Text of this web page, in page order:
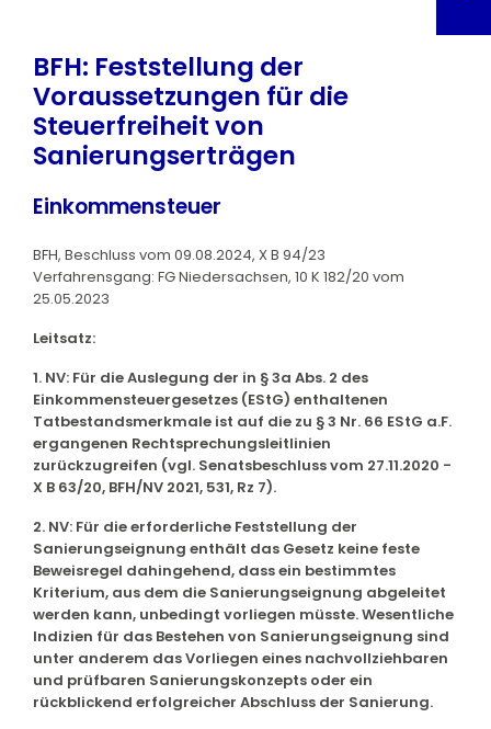
BFH: Feststellung der
Voraussetzungen für die
Steuerfreiheit von
Sanierungserträgen
Einkommensteuer
BFH, Beschluss vom 09.08.2024, X B 94/23
Verfahrensgang: FG Niedersachsen, 10 K 182/20 vom
25.05.2023
Leitsatz:
1. NV: Für die Auslegung der in § 3a Abs. 2 des
Einkommensteuergesetzes (EStG) enthaltenen
Tatbestandsmerkmale ist auf die zu § 3 Nr. 66 EStG a.F.
ergangenen Rechtsprechungsleitlinien
zurückzugreifen (vgl. Senatsbeschluss vom 27.11.2020 -
X B 63/20, BFH/NV 2021, 531, Rz 7).
2. NV: Für die erforderliche Feststellung der
Sanierungseignung enthält das Gesetz keine feste
Beweisregel dahingehend, dass ein bestimmtes
Kriterium, aus dem die Sanierungseignung abgeleitet
werden kann, unbedingt vorliegen müsste. Wesentliche
Indizien für das Bestehen von Sanierungseignung sind
unter anderem das Vorliegen eines nachvollziehbaren
und prüfbaren Sanierungskonzepts oder ein
rückblickend erfolgreicher Abschluss der Sanierung.